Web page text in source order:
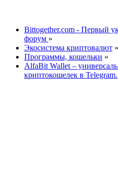
Bittogether.com - Первый
форум »
Экосистема криптовалют »
Программы, кошельки »
AlfaBit Wallet –
криптокошелек в Telegram.